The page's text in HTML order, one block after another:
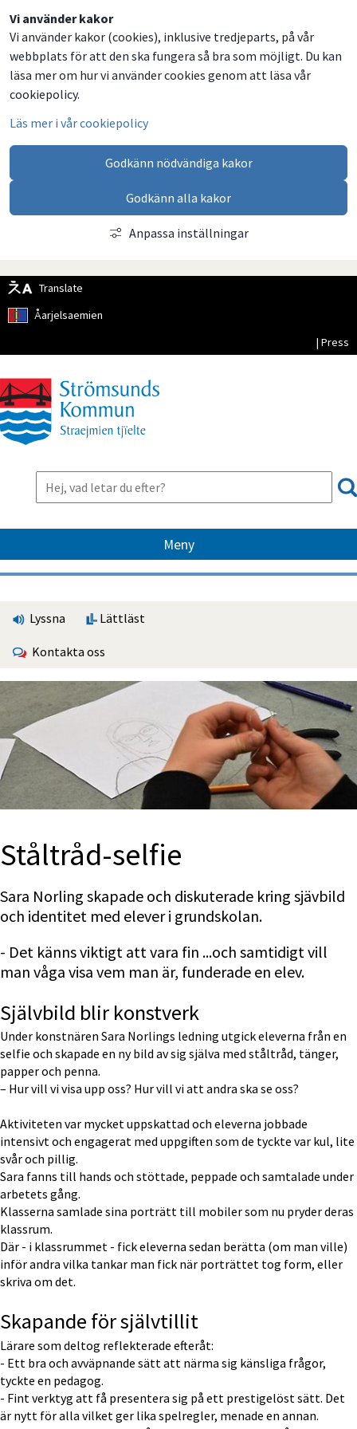
Vi använder kakor
Vi använder kakor (cookies), inklusive tredjeparts, på vår
webbplats för att den ska fungera så bra som möjligt. Du kan
läsa mer om hur vi använder cookies genom att läsa vår
cookiepolicy.
Läs mer i vår cookiepolicy
Godkänn nödvändiga kakor
Godkänn alla kakor
Anpassa inställningar
Translate
Åarjelsaemien
| Press
Meny
Lyssna Lättläst
Kontakta oss
Ståltråd-selfie
Sara Norling skapade och diskuterade kring sjävbild
och identitet med elever i grundskolan.
- Det känns viktigt att vara fin ...och samtidigt vill
man våga visa vem man är, funderade en elev.
Självbild blir konstverk
Under konstnären Sara Norlings ledning utgick eleverna från en
selfie och skapade en ny bild av sig själva med ståltråd, tänger,
papper och penna.
– Hur vill vi visa upp oss? Hur vill vi att andra ska se oss?
Aktiviteten var mycket uppskattad och eleverna jobbade
intensivt och engagerat med uppgiften som de tyckte var kul, lite
svår och pillig.
Sara fanns till hands och stöttade, peppade och samtalade under
arbetets gång.
Klasserna samlade sina porträtt till mobiler som nu pryder deras
klassrum.
Där - i klassrummet - fick eleverna sedan berätta (om man ville)
inför andra vilka tankar man fick när porträttet tog form, eller
skriva om det.
Skapande för självtillit
Lärare som deltog reflekterade efteråt:
- Ett bra och avväpnande sätt att närma sig känsliga frågor,
tyckte en pedagog.
- Fint verktyg att få presentera sig på ett prestigelöst sätt. Det
är nytt för alla vilket ger lika spelregler, menade en annan.
Dela
på
Facebook
Dela
på
Twitter
Dela
på
LinkedIn
Dela
via
email